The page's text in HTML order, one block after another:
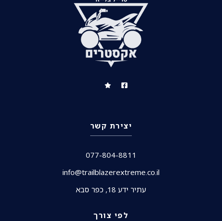
יצירת קשר
077-804-8811
info@trailblazerextreme.co.il
עתיר ידע 18, כפר סבא
לפי צורך